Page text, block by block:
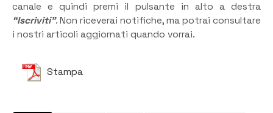
canale e quindi premi il pulsante in alto a destra
“Iscriviti”. Non riceverai notifiche, ma potrai consultare
i nostri articoli aggiornati quando vorrai.
Stampa